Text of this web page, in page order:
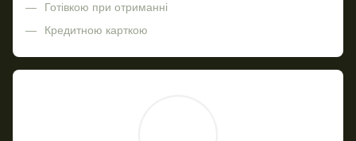
Готівкою при отриманні
Кредитною карткою